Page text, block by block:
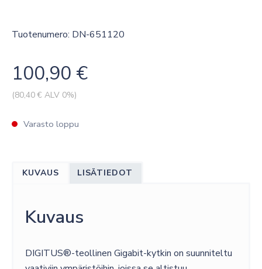
Tuotenumero: DN-651120
100,90 €
(80,40€ ALV 0%)
Varasto loppu
KUVAUS LISÄTIEDOT
Kuvaus
DIGITUS®-teollinen Gigabit-kytkin on suunniteltu